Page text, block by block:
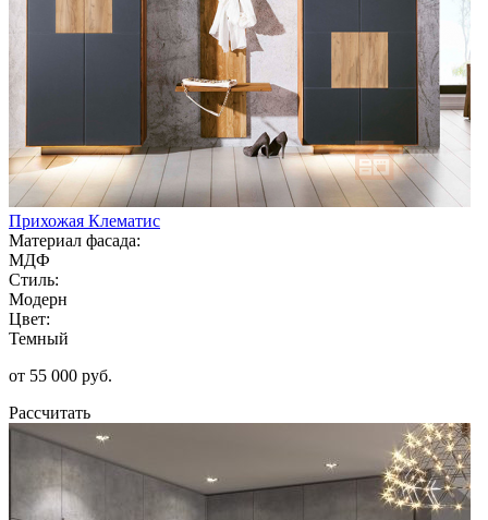
Прихожая Клематис
Материал фасада:
МДФ
Стиль:
Модерн
Цвет:
Темный
от 55 000 руб.
Рассчитать